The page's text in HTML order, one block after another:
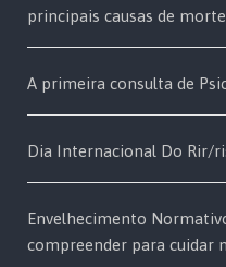
principais causas de
A primeira consulta de
Dia Internacional Do Rir/
Envelhecimento
compreender para cuidar